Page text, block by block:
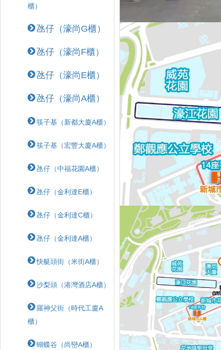
櫃）
氹仔（濠尚G櫃）
氹仔（濠尚F櫃）
氹仔（濠尚E櫃）
氹仔（濠尚A櫃）
筷子基（新都大廈A櫃）
筷子基（宏豐大廈A櫃）
氹仔（中福花園A櫃）
氹仔（金利達E櫃）
氹仔（金利達C櫃）
氹仔（金利達A櫃）
快艇頭街（米街A櫃）
沙梨頭（港灣酒店A櫃）
羅神父街（時代工廈A
櫃）
蝴蝶⾕（尚巒A櫃）